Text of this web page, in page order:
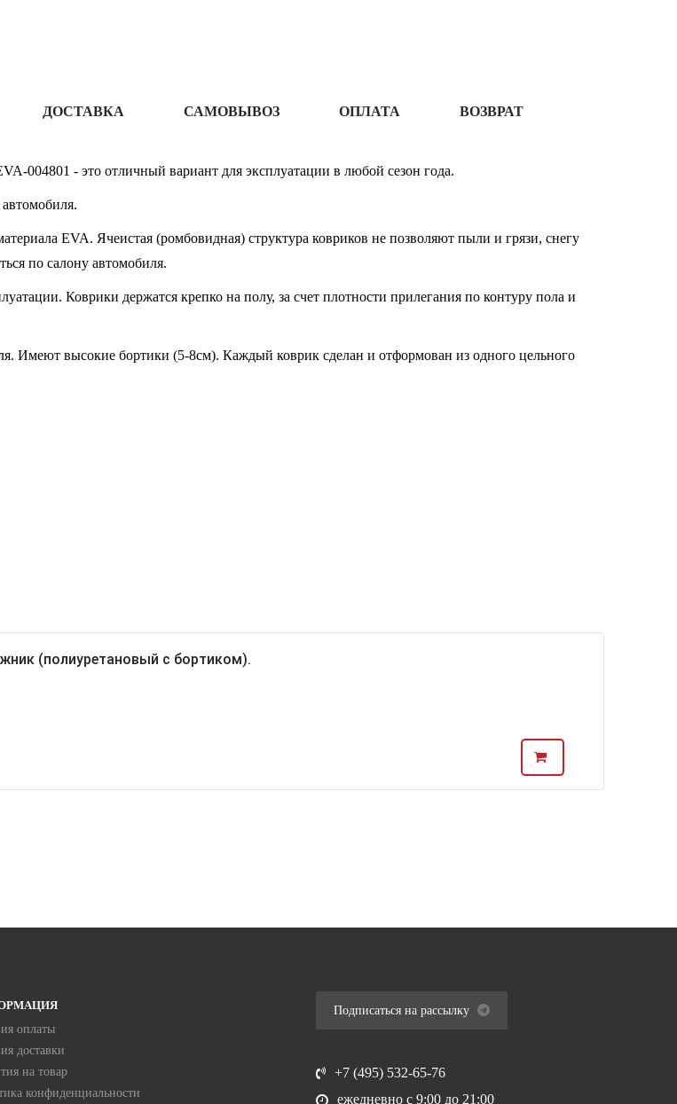
ДОСТАВКА САМОВЫВОЗ ОПЛАТА ВОЗВРАТ
004801 - это отличный вариант для эксплуатации в любой сезон года.
EVA. Ячеистая (ромбовидная) структура ковриков не позволяют пыли и грязи, снегу
по салону автомобиля.
Коврики держатся крепко на полу, за счет плотности прилегания по контуру пола и
Имеют высокие бортики (5-8см). Каждый коврик сделан и отформован из одного цельного
(полиуретановый с бортиком).
оплаты
доставки
на товар
конфиденциальности
Подписаться на рассылку
+7 (495) 532-65-76
ежедневно с 9:00 до 21:00